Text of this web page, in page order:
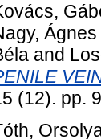
Ágnes
and
(12). pp.